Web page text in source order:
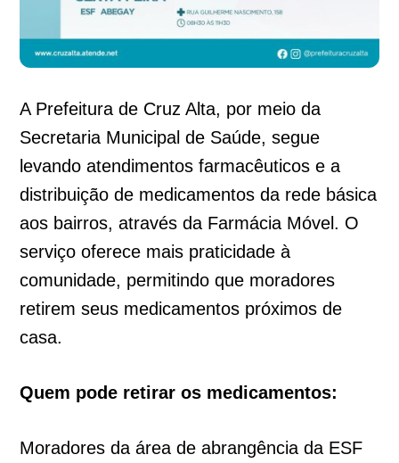
A Prefeitura de Cruz Alta, por meio da
Secretaria Municipal de Saúde, segue
levando atendimentos farmacêuticos e a
distribuição de medicamentos da rede básica
aos bairros, através da Farmácia Móvel. O
serviço oferece mais praticidade à
comunidade, permitindo que moradores
retirem seus medicamentos próximos de
casa.
Quem pode retirar os medicamentos:
Moradores da área de abrangência da ESF